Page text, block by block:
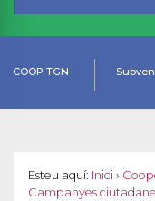
COOP TGN
Esteu aquí: Inici ›
Campanyes